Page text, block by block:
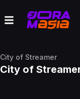
City of Streamer
City of